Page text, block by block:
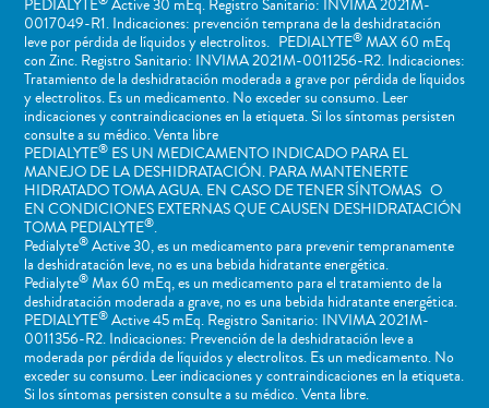
PEDIALYTE Active 30 mEq. Registro Sanitario: INVIMA 2021M-
0017049-R1. Indicaciones: prevención temprana de la deshidratación
leve por pérdida de líquidos y electrolitos. PEDIALYTE®MAX 60 mEq
con Zinc. Registro Sanitario: INVIMA 2021M-0011256-R2. Indicaciones:
Tratamiento de la deshidratación moderada a grave por pérdida de líquidos
y electrolitos. Es un medicamento. No exceder su consumo. Leer
indicaciones y contraindicaciones en la etiqueta. Si los síntomas persisten
consulte a su médico. Venta libre
PEDIALYTE®ES UN MEDICAMENTO INDICADO PARA EL
MANEJO DE LA DESHIDRATACIÓN. PARA MANTENERTE
HIDRATADO TOMA AGUA. EN CASO DE TENER SÍNTOMAS O
EN CONDICIONES EXTERNAS QUE CAUSEN DESHIDRATACIÓN
TOMA PEDIALYTE®.
Pedialyte®Active 30, es un medicamento para prevenir tempranamente
la deshidratación leve, no es una bebida hidratante energética.
Pedialyte®Max 60 mEq, es un medicamento para el tratamiento de la
deshidratación moderada a grave, no es una bebida hidratante energética.
PEDIALYTE®Active 45 mEq. Registro Sanitario: INVIMA 2021M-
0011356-R2. Indicaciones: Prevención de la deshidratación leve a
moderada por pérdida de líquidos y electrolitos. Es un medicamento. No
exceder su consumo. Leer indicaciones y contraindicaciones en la etiqueta.
Si los síntomas persisten consulte a su médico. Venta libre.